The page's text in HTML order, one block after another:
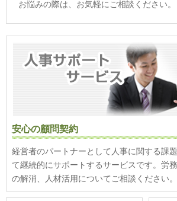
お悩みの際は、お気軽にご相談ください。
安心の顧問契約
経営者のパートナーとして人事に関する課
て継続的にサポートするサービスです。労
の解消、人材活用についてご相談ください。